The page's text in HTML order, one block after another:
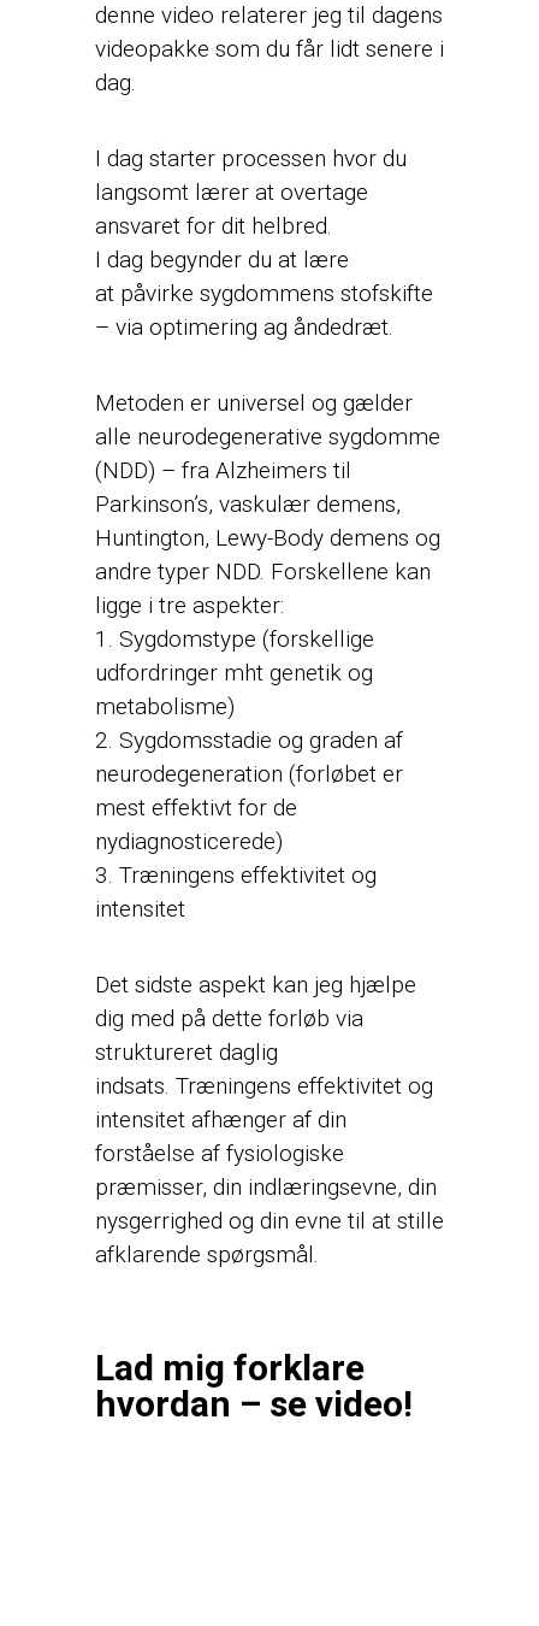
denne video relaterer jeg til dagens
videopakke som du får lidt senere i
dag.
I dag starter processen hvor du
langsomt lærer at overtage
ansvaret for dit helbred.
I dag begynder du at lære
at påvirke sygdommens stofskifte
– via optimering ag åndedræt.
Metoden er universel og gælder
alle neurodegenerative sygdomme
(NDD) – fra Alzheimers til
Parkinson’s, vaskulær demens,
Huntington, Lewy-Body demens og
andre typer NDD. Forskellene kan
ligge i tre aspekter:
1. Sygdomstype (forskellige
udfordringer mht genetik og
metabolisme)
2. Sygdomsstadie og graden af
neurodegeneration (forløbet er
mest effektivt for de
nydiagnosticerede)
3. Træningens effektivitet og
intensitet
Det sidste aspekt kan jeg hjælpe
dig med på dette forløb via
struktureret daglig
indsats. Træningens effektivitet og
intensitet afhænger af din
forståelse af fysiologiske
præmisser, din indlæringsevne, din
nysgerrighed og din evne til at stille
afklarende spørgsmål.
Lad mig forklare
hvordan – se video!